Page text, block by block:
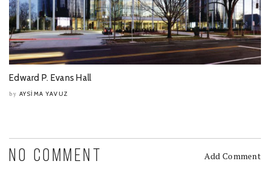
Edward P. Evans Hall
by AYSIMA YAVUZ
NO COMMENT Add Comment